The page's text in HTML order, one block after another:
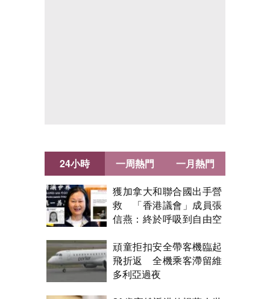
24小時
獲加拿大和聯合國出手營
救 「香港議會」成員張
信燕：終於呼吸到自由空
頑童拒扣安全帶客機臨起
飛折返 全機乘客滯留維
多利亞過夜
一周熱門 一月熱門